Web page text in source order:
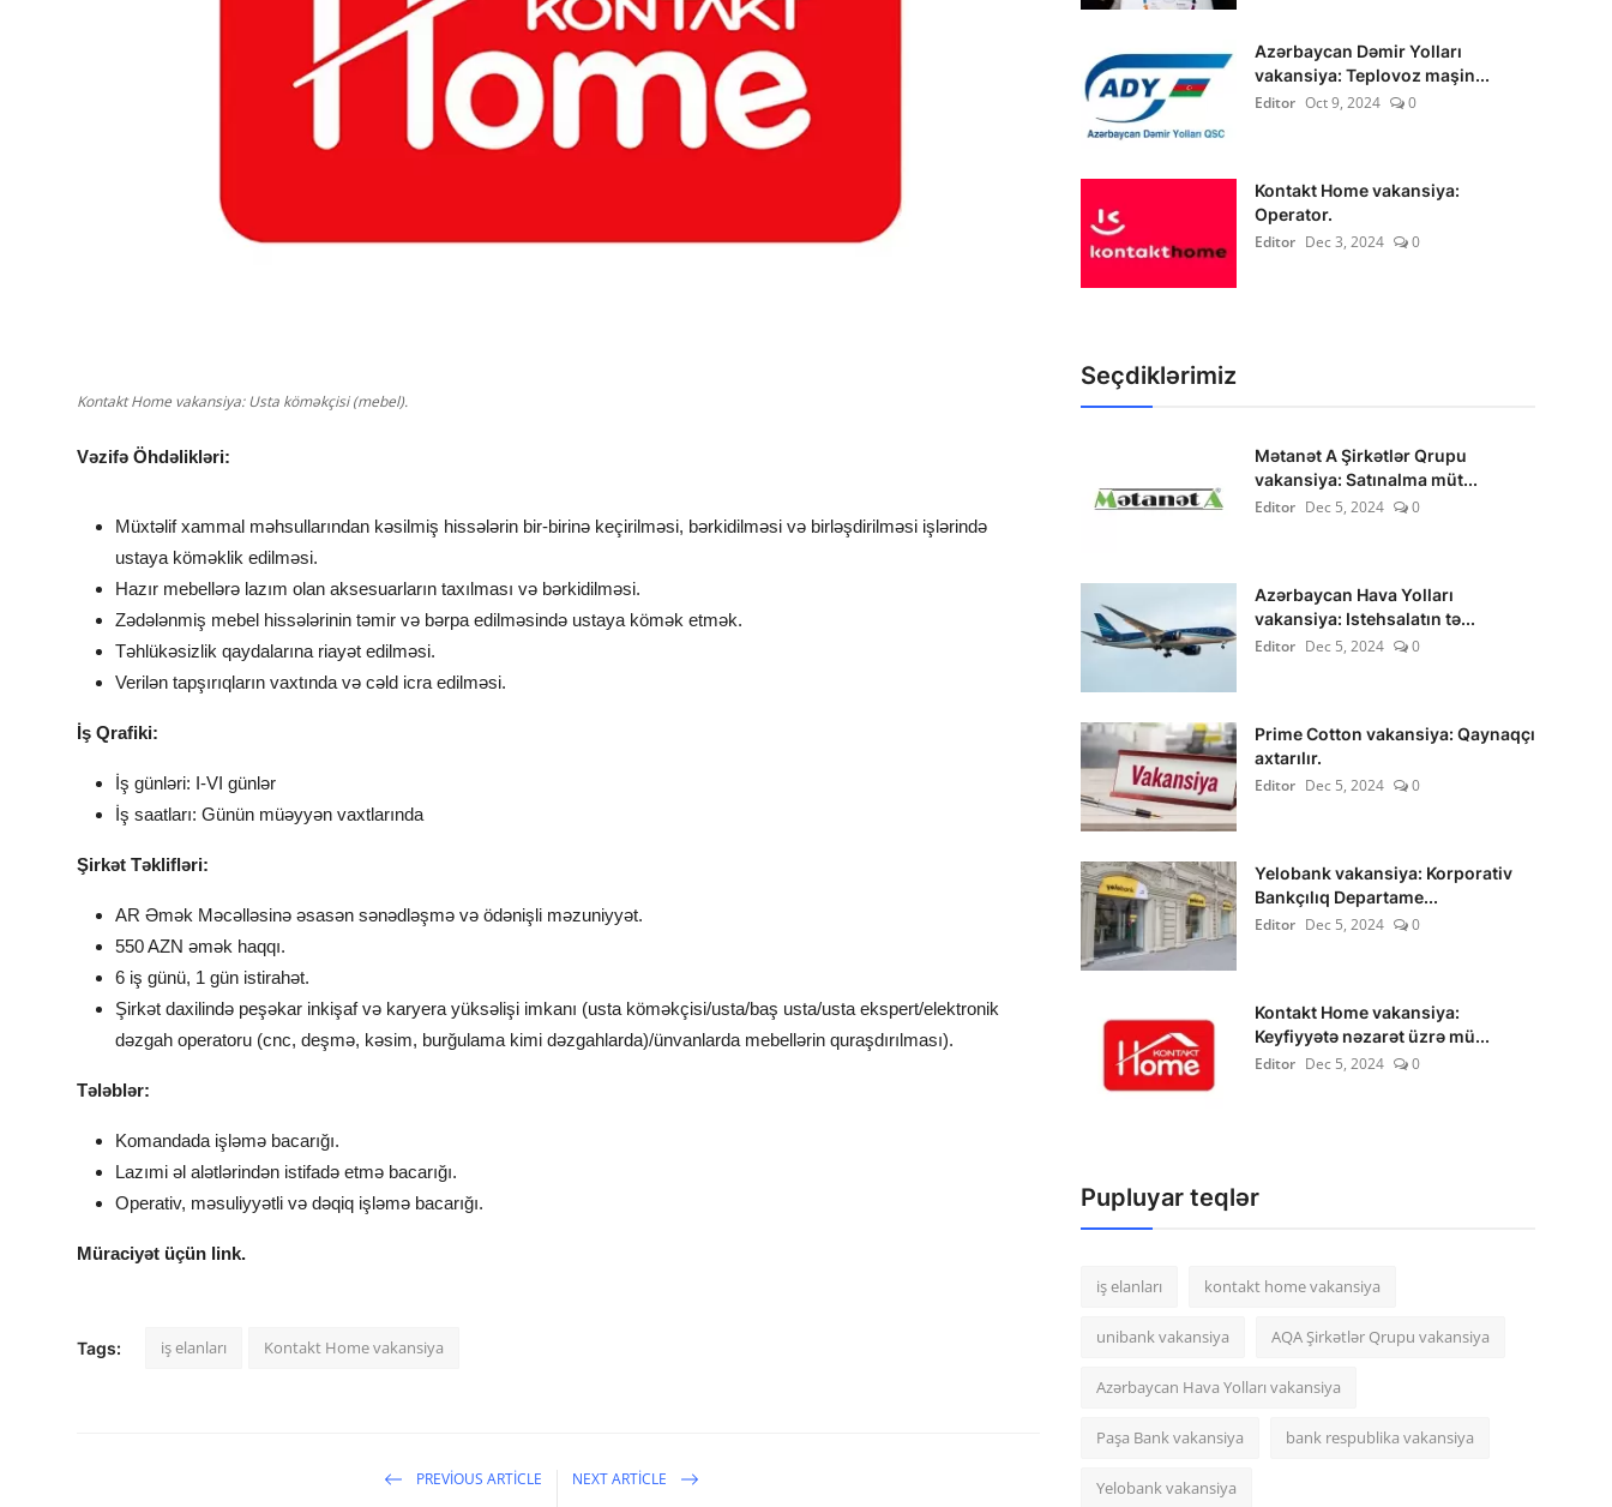
Kontakt Home vakansiya: Usta köməkçisi (mebel).
Vəzifə Öhdəlikləri:
Müxtəlif xammal məhsullarından kəsilmiş hissələrin bir-birinə keçirilməsi, bərkidilməsi və birləşdirilməsi işlərində
ustaya köməklik edilməsi.
Hazır mebellərə lazım olan aksesuarların taxılması və bərkidilməsi.
Zədələnmiş mebel hissələrinin təmir və bərpa edilməsində ustaya kömək etmək.
Təhlükəsizlik qaydalarına riayət edilməsi.
Verilən tapşırıqların vaxtında və cəld icra edilməsi.
İş Qrafiki:
İş günləri: I-VI günlər
İş saatları: Günün müəyyən vaxtlarında
Şirkət Təklifləri:
AR Əmək Məcəlləsinə əsasən sənədləşmə və ödənişli məzuniyyət.
550 AZN əmək haqqı.
6 iş günü, 1 gün istirahət.
Şirkət daxilində peşəkar inkişaf və karyera yüksəlişi imkanı (usta köməkçisi/usta/baş usta/usta ekspert/elektronik
dəzgah operatoru (cnc, deşmə, kəsim, burğulama kimi dəzgahlarda)/ünvanlarda mebellərin quraşdırılması).
Tələblər:
Komandada işləmə bacarığı.
Lazımi əl alətlərindən istifadə etmə bacarığı.
Operativ, məsuliyyətli və dəqiq işləmə bacarığı.
Müraciyət üçün link.
Tags: iş elanları Kontakt Home vakansiya
PREVIOUS ARTICLE NEXT ARTICLE
Azərbaycan Dəmir Yolları
vakansiya: Teplovoz maşin...
Editor Oct 9, 2024 0
Kontakt Home vakansiya:
Operator.
Editor Dec 3, 2024 0
Seçdiklərimiz
Mətanət A Şirkətlər Qrupu
vakansiya: Satınalma müt...
Editor Dec 5, 2024 0
Azərbaycan Hava Yolları
vakansiya: Istehsalatın tə...
Editor Dec 5, 2024 0
Prime Cotton vakansiya: Qaynaqçı
axtarılır.
Editor Dec 5, 2024 0
Yelobank vakansiya: Korporativ
Bankçılıq Departame...
Editor Dec 5, 2024 0
Kontakt Home vakansiya:
Keyfiyyətə nəzarət üzrə mü...
Editor Dec 5, 2024 0
Pupluyar teqlər
iş elanları kontakt home vakansiya
unibank vakansiya AQA Şirkətlər Qrupu vakansiya
Azərbaycan Hava Yolları vakansiya
Paşa Bank vakansiya bank respublika vakansiya
Yelobank vakansiya